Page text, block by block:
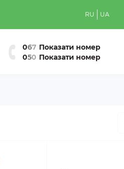
RU UA
067 Показати номер
050 Показати номер